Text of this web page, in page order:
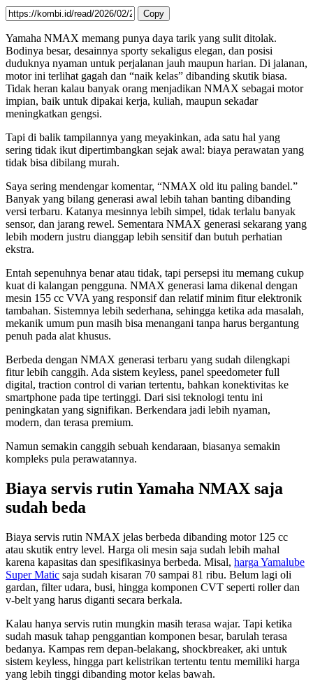
Copy
Yamaha NMAX memang punya daya tarik yang sulit ditolak.
Bodinya besar, desainnya sporty sekaligus elegan, dan posisi
duduknya nyaman untuk perjalanan jauh maupun harian. Di jalanan,
motor ini terlihat gagah dan “naik kelas” dibanding skutik biasa.
Tidak heran kalau banyak orang menjadikan NMAX sebagai motor
impian, baik untuk dipakai kerja, kuliah, maupun sekadar
meningkatkan gengsi.
Tapi di balik tampilannya yang meyakinkan, ada satu hal yang
sering tidak ikut dipertimbangkan sejak awal: biaya perawatan yang
tidak bisa dibilang murah.
Saya sering mendengar komentar, “NMAX old itu paling bandel.”
Banyak yang bilang generasi awal lebih tahan banting dibanding
versi terbaru. Katanya mesinnya lebih simpel, tidak terlalu banyak
sensor, dan jarang rewel. Sementara NMAX generasi sekarang yang
lebih modern justru dianggap lebih sensitif dan butuh perhatian
ekstra.
Entah sepenuhnya benar atau tidak, tapi persepsi itu memang cukup
kuat di kalangan pengguna. NMAX generasi lama dikenal dengan
mesin 155 cc VVA yang responsif dan relatif minim fitur elektronik
tambahan. Sistemnya lebih sederhana, sehingga ketika ada masalah,
mekanik umum pun masih bisa menangani tanpa harus bergantung
penuh pada alat khusus.
Berbeda dengan NMAX generasi terbaru yang sudah dilengkapi
fitur lebih canggih. Ada sistem keyless, panel speedometer full
digital, traction control di varian tertentu, bahkan konektivitas ke
smartphone pada tipe tertinggi. Dari sisi teknologi tentu ini
peningkatan yang signifikan. Berkendara jadi lebih nyaman,
modern, dan terasa premium.
Namun semakin canggih sebuah kendaraan, biasanya semakin
kompleks pula perawatannya.
Biaya servis rutin Yamaha NMAX saja
sudah beda
Biaya servis rutin NMAX jelas berbeda dibanding motor 125 cc
atau skutik entry level. Harga oli mesin saja sudah lebih mahal
karena kapasitas dan spesifikasinya berbeda. Misal, harga Yamalube
Super Matic saja sudah kisaran 70 sampai 81 ribu. Belum lagi oli
gardan, filter udara, busi, hingga komponen CVT seperti roller dan
v-belt yang harus diganti secara berkala.
Kalau hanya servis rutin mungkin masih terasa wajar. Tapi ketika
sudah masuk tahap penggantian komponen besar, barulah terasa
bedanya. Kampas rem depan-belakang, shockbreaker, aki untuk
sistem keyless, hingga part kelistrikan tertentu tentu memiliki harga
yang lebih tinggi dibanding motor kelas bawah.